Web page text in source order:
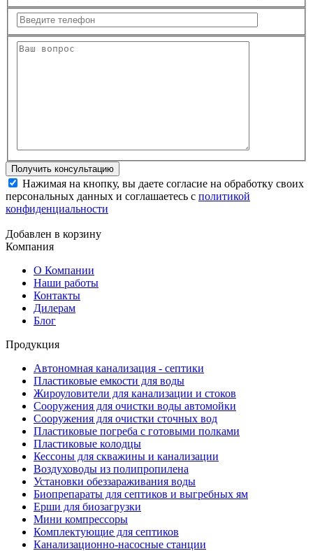
Нажимая на кнопку, вы даете согласие на обработку своих
персональных данных и соглашаетесь с политикой
конфиденциальности
Добавлен в корзину
Компания
О Компании
Наши работы
Контакты
Дилерам
Блог
Продукция
Автономная канализация - септики
Пластиковые емкости для воды
Жироуловители для канализации и стоков
Сооружения для очистки воды автомойки
Сооружения для очистки сточных вод
Пластиковые погреба с готовыми полками
Пластиковые колодцы
Кессоны для скважины и канализации
Воздуховоды из полипропилена
Установки обеззараживания воды
Биопрепараты для септиков и выгребных ям
Ерши для биозагрузки
Мини компрессоры
Комплектующие для септиков
Канализационно-насосные станции